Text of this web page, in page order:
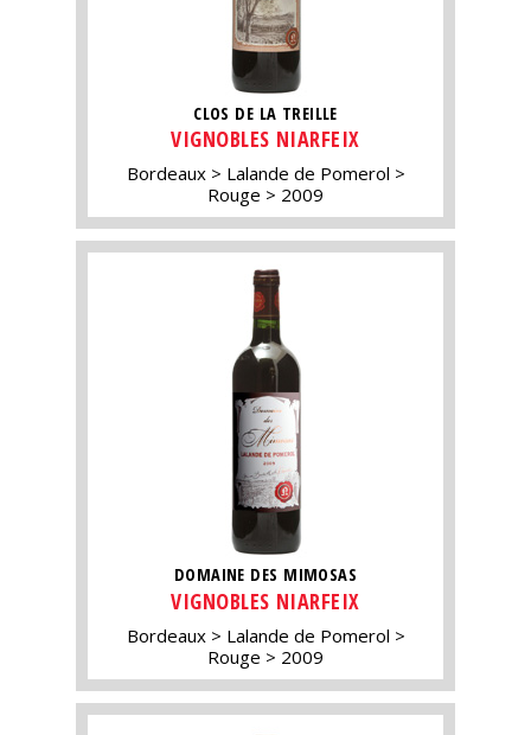
CLOS DE LA TREILLE
VIGNOBLES NIARFEIX
Bordeaux
Lalande de Pomerol
Rouge
2009
DOMAINE DES MIMOSAS
VIGNOBLES NIARFEIX
Bordeaux
Lalande de Pomerol
Rouge
2009